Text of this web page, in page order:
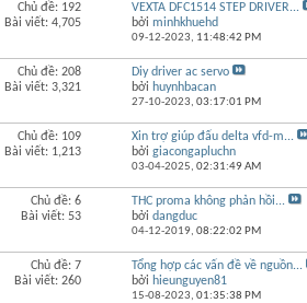
Chủ đề: 192
Bài viết: 4,705
VEXTA DFC1514 STEP DRIVER...
bởiminhkhuehd
09-12-2023, 11:48:42 PM
Chủ đề: 208
Bài viết: 3,321
Diy driver ac servo
bởi huynhbacan
27-10-2023,03:17:01 PM
Chủ đề: 109
Bài viết: 1,213
Xin trợ giúp đấu delta vfd-m...
bởigiacongapluchn
03-04-2025,02:31:49 AM
Chủ đề: 6
Bài viết: 53
THC proma không phản hồi...
bởidangduc
04-12-2019,08:22:02 PM
Chủ đề: 7
Bài viết: 260
Tổng hợp các vấn đề về nguồn...
bởi hieunguyen81
15-08-2023,01:35:38 PM